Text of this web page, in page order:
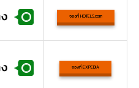
จองที่ HOTELS.com
จองที่ EXPEDIA